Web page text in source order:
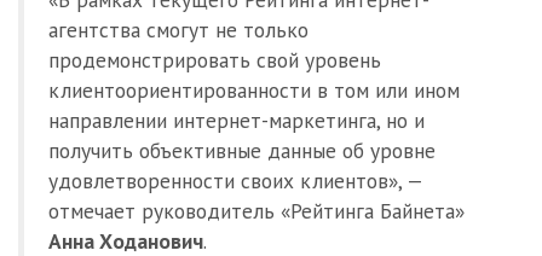
агентства смогут не только
продемонстрировать свой уровень
клиентоориентированности в том или ином
направлении интернет-маркетинга, но и
получить объективные данные об уровне
удовлетворенности своих клиентов», —
отмечает руководитель «Рейтинга Байнета»
Анна Ходанович.